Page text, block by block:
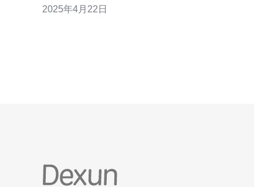
场，其机房建设工程也在快速发展。本文将介绍越南
2025年4月22日